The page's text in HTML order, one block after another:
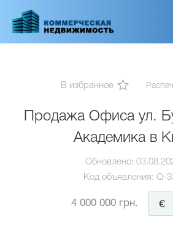
основному
В избранное
Продажа Офиса ул.
Академика в
Обновлено:
Код объявления: Q-
4 000 000 грн. €